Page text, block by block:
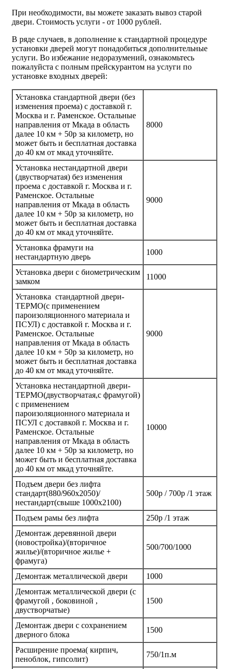
При необходимости, вы можете заказать вывоз старой
двери. Стоимость услуги - от 1000 рублей.
В ряде случаев, в дополнение к стандартной процедуре
установки дверей могут понадобиться дополнительные
услуги. Во избежание недоразумений, ознакомьтесь
пожалуйста с полным прейскурантом на услуги по
установке входных дверей:
Установка стандартной двери (без
изменения проема) с доставкой г.
Москва и г. Раменское. Остальные
направления от Мкада в область
далее 10 км + 50р за километр, но
может быть и бесплатная доставка
до 40 км от мкад уточняйте.
8000
Установка нестандартной двери
(двустворчатая) без изменения
проема с доставкой г. Москва и г.
Раменское. Остальные
направления от Мкада в область
далее 10 км + 50р за километр, но
может быть и бесплатная доставка
до 40 км от мкад уточняйте.
9000
Установка фрамуги на
нестандартную дверь
1000
Установка двери с биометрическим
замком
11000
Установка стандартной двери-
ТЕРМО(с применением
пароизоляционного материала и
ПСУЛ) с доставкой г. Москва и г.
Раменское. Остальные
направления от Мкада в область
далее 10 км + 50р за километр, но
может быть и бесплатная доставка
до 40 км от мкад уточняйте.
9000
Установка нестандартной двери-
ТЕРМО(двустворчатая,с фрамугой)
с применением
пароизоляционного материала и
ПСУЛ с доставкой г. Москва и г.
Раменское. Остальные
направления от Мкада в область
далее 10 км + 50р за километр, но
может быть и бесплатная доставка
до 40 км от мкад уточняйте.
10000
Подъем двери без лифта
стандарт(880/960х2050)/
нестандарт(свыше 1000х2100)
500р / 700р /1 этаж
Подъем рамы без лифта
250р /1 этаж
Демонтаж деревянной двери
(новостройка)/(вторичное
жилье)/(вторичное жилье +
фрамуга)
500/700/1000
Демонтаж металлической двери
1000
Демонтаж металлической двери (с
фрамугой , боковиной ,
двустворчатые)
1500
Демонтаж двери с сохранением
дверного блока
1500
Расширение проема( кирпич,
пеноблок, гипсолит)
750/1п.м